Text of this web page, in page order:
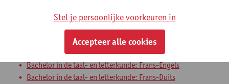
Bachelor in de taal- en letterkunde: Nederlands-Spaans
Bachelor in de taal- en letterkunde: Engels-Duits
Bachelor in de taal- en letterkunde: Engels-Spaans
Bachelor in de taal- en letterkunde: Engels-TFL
Bachelor in de taal- en letterkunde: Frans-Engels
Bachelor in de taal- en letterkunde: Frans-Duits
Stel je persoonlijke voorkeuren in
Accepteer alle cookies